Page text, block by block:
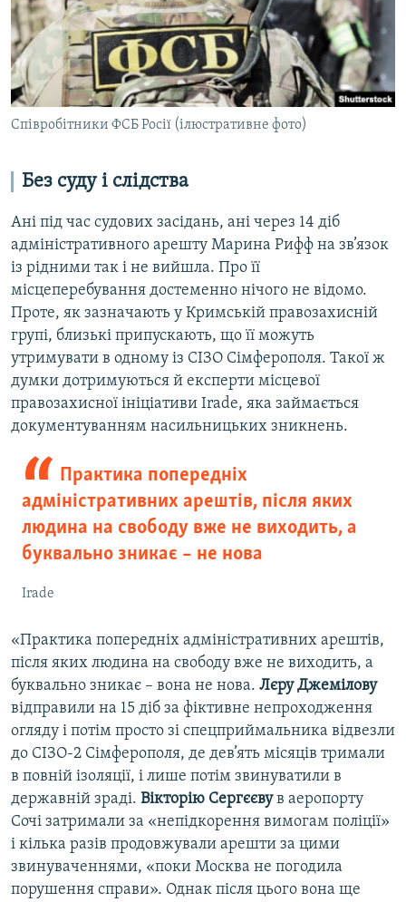
Співробітники ФСБ Росії (ілюстративне фото)
Без суду і слідства
Ані під час судових засідань, ані через 14 діб
адміністративного арешту Марина Рифф на зв’язок
із рідними так і не вийшла. Про її
місцеперебування достеменно нічого не відомо.
Проте, як зазначають у Кримській правозахисній
групі, близькі припускають, що її можуть
утримувати в одному із СІЗО Сімферополя. Такої ж
думки дотримуються й експерти місцевої
правозахисної ініціативи Irade, яка займається
документуванням насильницьких зникнень.
Практика попередніх
адміністративних арештів, після яких
людина на свободу вже не виходить, а
буквально зникає – не нова
Irade
«Практика попередніх адміністративних арештів,
після яких людина на свободу вже не виходить, а
буквально зникає – вона не нова. Лєру Джемілову
відправили на 15 діб за фіктивне непроходження
огляду і потім просто зі спецприймальника відвезли
до СІЗО-2 Сімферополя, де дев’ять місяців тримали
в повній ізоляції, і лише потім звинуватили в
державній зраді. Вікторію Сергєєвув аеропорту
Сочі затримали за «непідкорення вимогам поліції»
і кілька разів продовжували арешти за цими
звинуваченнями, «поки Москва не погодила
порушення справи». Однак після цього вона ще